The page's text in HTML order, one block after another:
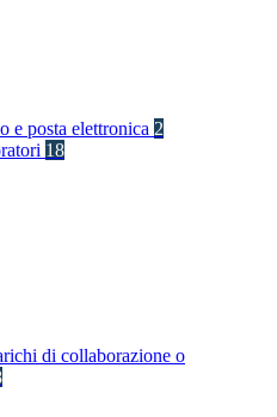
e posta elettronica 2
18
di collaborazione o